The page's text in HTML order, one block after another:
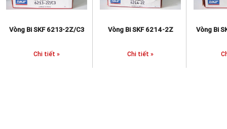
Vòng Bi SKF 6213-2Z/C3
Chi tiết »
Vòng Bi SKF 6214-2Z
Chi tiết »
Vòng Bi